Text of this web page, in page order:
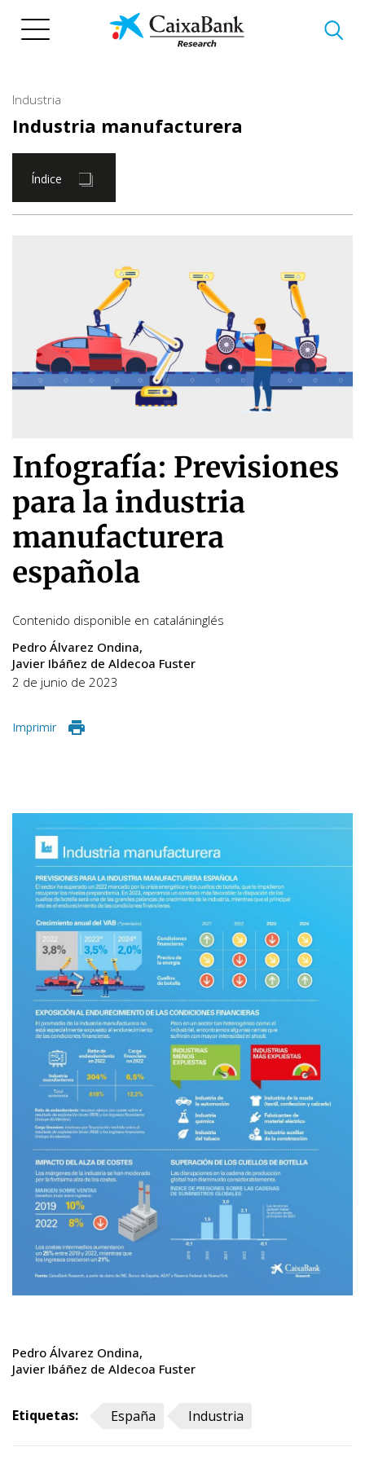
Industria
Industria manufacturera
Índice
Infografía: Previsiones
para la industria
manufacturera
española
Contenido disponible en cataláninglés
Pedro Álvarez Ondina
Javier Ibáñez de Aldecoa Fuster
2 de junio de 2023
Imprimir
Pedro Álvarez Ondina
Javier Ibáñez de Aldecoa Fuster
Etiquetas: España Industria